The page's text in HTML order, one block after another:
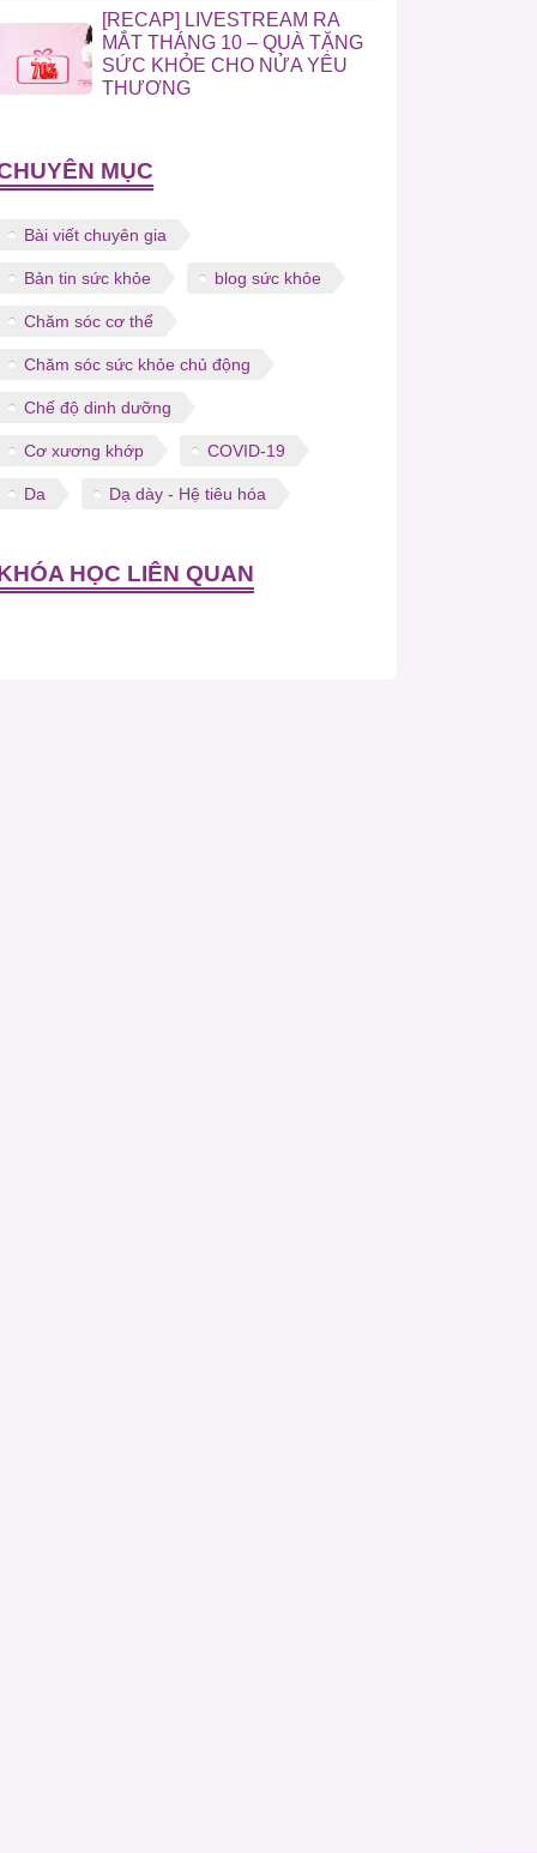
[RECAP] LIVESTREAM RA
MẮT THÁNG 10 – QUÀ TẶNG
SỨC KHỎE CHO NỬA YÊU
THƯƠNG
MỤC
Bài viết chuyên gia
Bản tin sức khỏe blog sức khỏe
Chăm sóc cơ thể
Chăm sóc sức khỏe chủ động
Chế độ dinh dưỡng
Cơ xương khớp COVID-19
Da Dạ dày - Hệ tiêu hóa
HỌC LIÊN QUAN